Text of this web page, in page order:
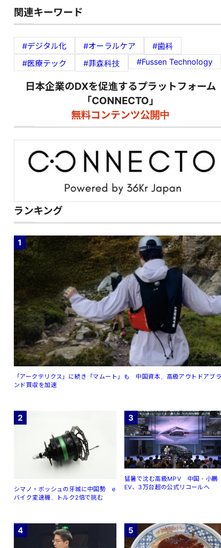
関連キーワード
#デジタル化 #オーラルケア
#歯科
#医療テック
#菲森科技 #Fussen Technology
日本企業のDXを促進するプラットフォーム
「CONNECTO」
無料コンテンツ公開中
ランキング
1
「アークテリクス」に続き「マムート」も 中国資本、高級アウトドアブ
ンド買収を加速
2
シマノ・ボッシュの牙城に中国勢 e
バイク変速機、トルク2倍で挑む
3
猛暑で沈む高級MPV 中国・小鵬
EV、3万台超の公式リコールへ
4 5